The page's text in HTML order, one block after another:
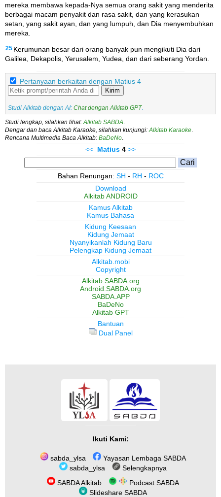
mereka membawa kepada-Nya semua orang sakit yang menderita
berbagai macam penyakit dan rasa sakit, dan yang kerasukan
setan, yang sakit ayan, dan yang lumpuh, dan Dia menyembuhkan
mereka.
25 Kerumunan besar dari orang banyak pun mengikuti Dia dari
Galilea, Dekapolis, Yerusalem, Yudea, dan dari seberang Yordan.
Pertanyaan berkaitan dengan Matius 4
Kirim
Studi Alkitab dengan AI: Chat dengan Alkitab GPT.
Studi lengkap, silahkan lihat: Alkitab SABDA
Dengar dan baca Alkitab Karaoke, silahkan kunjungi: Alkitab Karaoke
Rencana Multimedia Baca Alkitab: BaDeNo
<< Matius 4 >>
Bahan Renungan: SH - RH - ROC
Download
Alkitab ANDROID
Kamus Alkitab
Kamus Bahasa
Kidung Keesaan
Kidung Jemaat
Nyanyikanlah Kidung Baru
Pelengkap Kidung Jemaat
Alkitab.mobi
Copyright
Alkitab.SABDA.org
Android.SABDA.org
SABDA.APP
BaDeNo
Alkitab GPT
Bantuan
Dual Panel
Ikuti Kami:
sabda_ylsa
Yayasan Lembaga SABDA
sabda_ylsa
Selengkapnya
SABDA Alkitab
Podcast SABDA
Slideshare SABDA